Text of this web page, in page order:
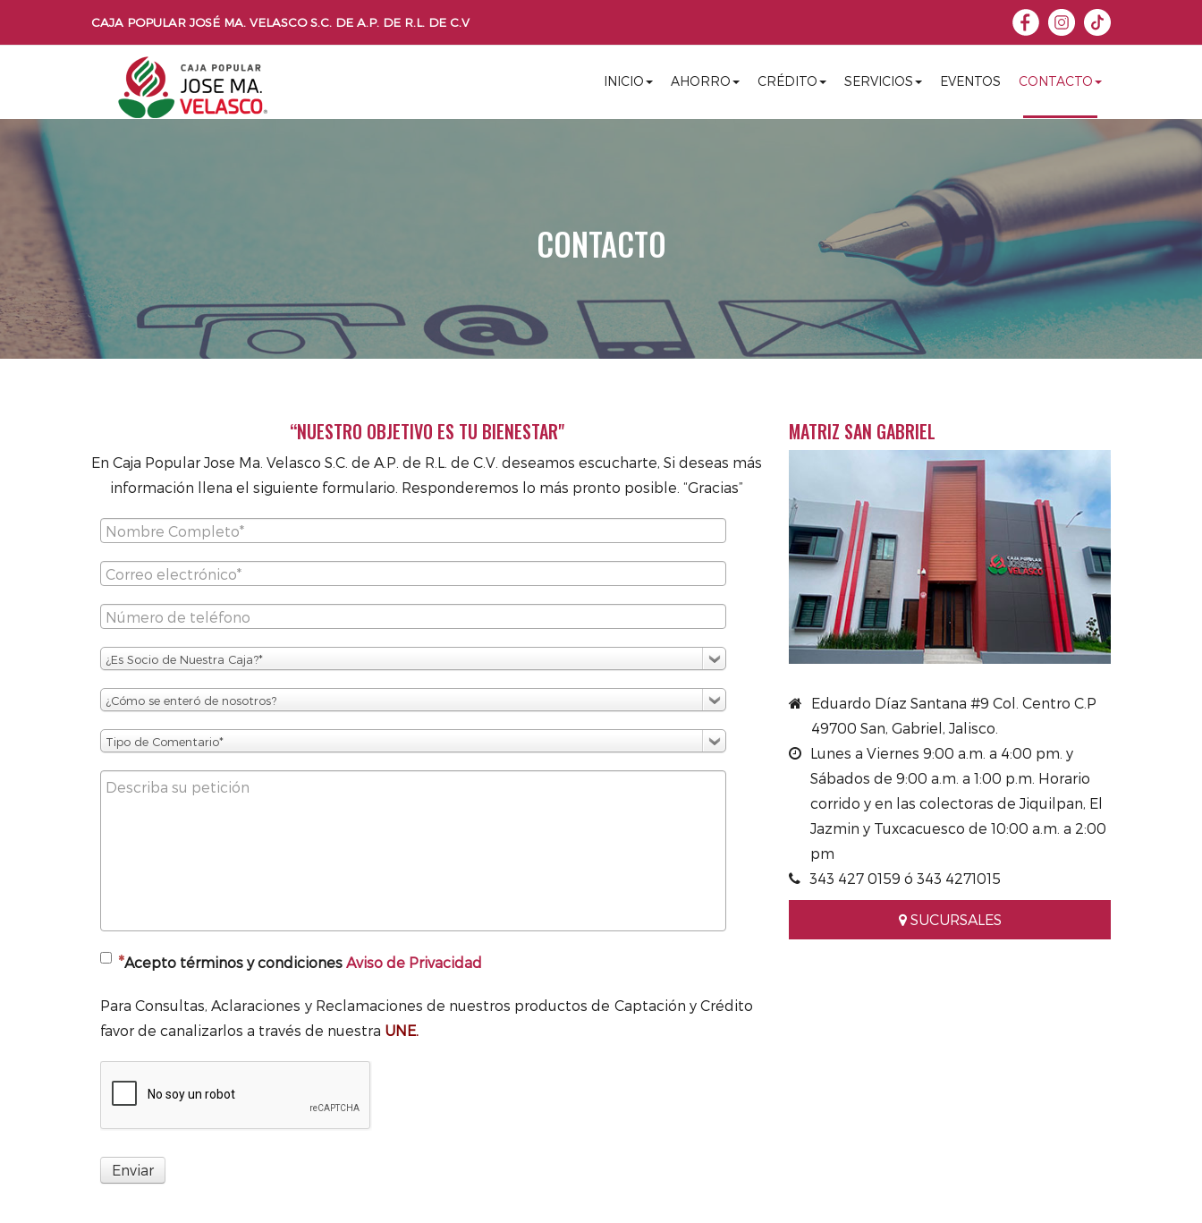
CAJA POPULAR JOSÉ MA. VELASCO S.C. DE A.P. DE R.L. DE C.V
INICIO AHORRO CRÉDITO SERVICIOS EVENTOS CONTACTO
CONTACTO
“NUESTRO OBJETIVO ES TU BIENESTAR"
En Caja Popular Jose Ma. Velasco S.C. de A.P. de R.L. de C.V. deseamos escucharte, Si deseas más
información llena el siguiente formulario. Responderemos lo más pronto posible. “Gracias”
¿Es Socio de Nuestra Caja?*
¿Cómo se enteró de nosotros?
Tipo de Comentario*
Acepto términos y condiciones Aviso de Privacidad
Para Consultas, Aclaraciones y Reclamaciones de nuestros productos de Captación y Crédito
favor de canalizarlos a través de nuestra UNE.
Enviar
MATRIZ SAN GABRIEL
Eduardo Díaz Santana #9 Col. Centro C.P
49700 San, Gabriel, Jalisco.
Lunes a Viernes 9:00 a.m. a 4:00 pm. y
Sábados de 9:00 a.m. a 1:00 p.m. Horario
corrido y en las colectoras de Jiquilpan, El
Jazmin y Tuxcacuesco de 10:00 a.m. a 2:00
pm
343 427 0159 ó 343 4271015
SUCURSALES